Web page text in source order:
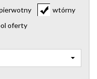
wtórny
oferty